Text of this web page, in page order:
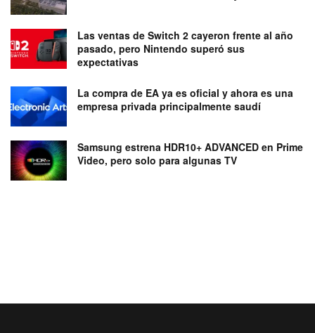
Las ventas de Switch 2 cayeron frente al año
pasado, pero Nintendo superó sus
expectativas
La compra de EA ya es oficial y ahora es una
empresa privada principalmente saudí
Samsung estrena HDR10+ ADVANCED en Prime
Video, pero solo para algunas TV